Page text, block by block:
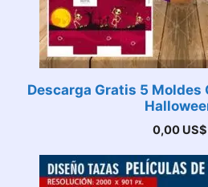
Descarga Gratis 5 Moldes
0,00 US$